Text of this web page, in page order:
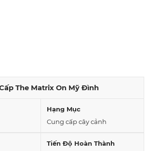
Liên hệ
The Matrix On Mỹ Đình
Hạng Mục
Cung cấp cây cảnh
Tiến Độ Hoàn Thành